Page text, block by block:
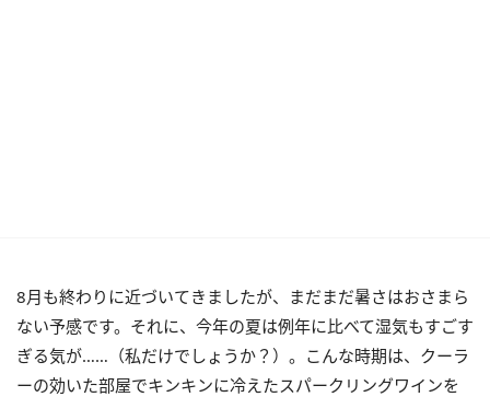
8月も終わりに近づいてきましたが、まだまだ暑さはおさまら
ない予感です。それに、今年の夏は例年に比べて湿気もすごす
ぎる気が……（私だけでしょうか？）。こんな時期は、クーラ
ーの効いた部屋でキンキンに冷えたスパークリングワインを